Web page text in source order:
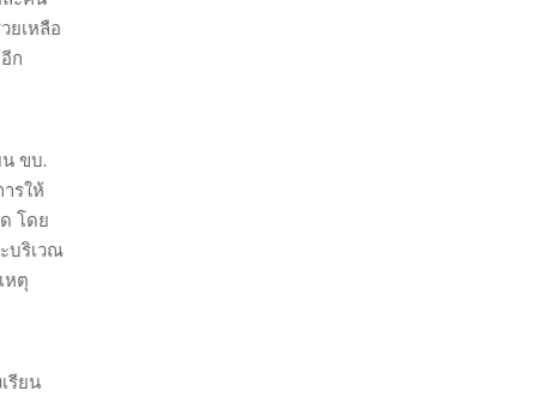
ยเหลือ
ก
ขบ.
รให้
โดย
บริเวณ
หตุ
รียน